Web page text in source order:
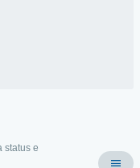
status e